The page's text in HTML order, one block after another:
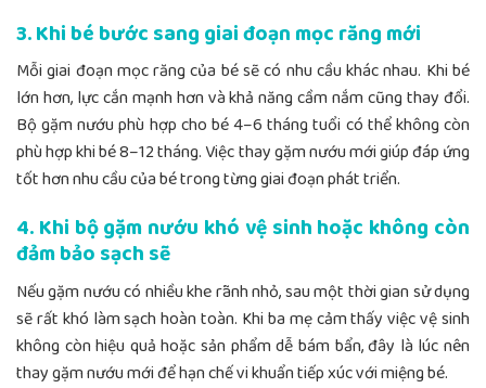
3. Khi bé bước sang giai đoạn mọc răng mới
Mỗi giai đoạn mọc răng của bé sẽ có nhu cầu khác nhau. Khi bé
lớn hơn, lực cắn mạnh hơn và khả năng cầm nắm cũng thay đổi.
Bộ gặm nướu phù hợp cho bé 4–6 tháng tuổi có thể không còn
phù hợp khi bé 8–12 tháng. Việc thay gặm nướu mới giúp đáp ứng
tốt hơn nhu cầu của bé trong từng giai đoạn phát triển.
4. Khi bộ gặm nướu khó vệ sinh hoặc không còn
đảm bảo sạch sẽ
Nếu gặm nướu có nhiều khe rãnh nhỏ, sau một thời gian sử dụng
sẽ rất khó làm sạch hoàn toàn. Khi ba mẹ cảm thấy việc vệ sinh
không còn hiệu quả hoặc sản phẩm dễ bám bẩn, đây là lúc nên
thay gặm nướu mới để hạn chế vi khuẩn tiếp xúc với miệng bé.